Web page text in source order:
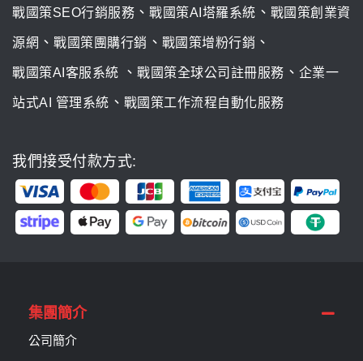
戰國策SEO行銷服務 、 戰國策AI塔羅系統 、 戰國策創業資
源網 、 戰國策團購行銷 、 戰國策增粉行銷 、
戰國策AI客服系統 、 戰國策全球公司註冊服務 、 企業一
站式AI 管理系統 、 戰國策工作流程自動化服務
我們接受付款方式:
集團簡介
公司簡介